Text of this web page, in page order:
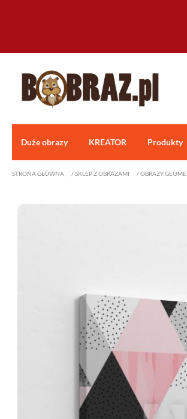
Duże obrazy KREATOR Produkty
STRONA GŁÓWNA /SKLEP Z OBRAZAMI /OBRAZY